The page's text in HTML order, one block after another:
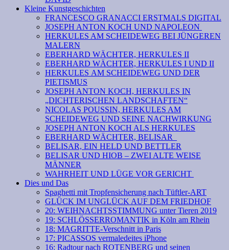
Kleine Kunstgeschichten
FRANCESCO GRANACCI ERSTMALS DIGITAL
JOSEPH ANTON KOCH UND NAPOLEON
HERKULES AM SCHEIDEWEG BEI JÜNGEREN
MALERN
EBERHARD WÄCHTER, HERKULES II
EBERHARD WÄCHTER, HERKULES I UND II
HERKULES AM SCHEIDEWEG UND DER
PIETISMUS
JOSEPH ANTON KOCH, HERKULES IN
„DICHTERISCHEN LANDSCHAFTEN“
NICOLAS POUSSIN, HERKULES AM
SCHEIDEWEG UND SEINE NACHWIRKUNG
JOSEPH ANTON KOCH ALS HERKULES
EBERHARD WÄCHTER, BELISAR
BELISAR, EIN HELD UND BETTLER
BELISAR UND HIOB – ZWEI ALTE WEISE
MÄNNER
WAHRHEIT UND LÜGE VOR GERICHT
Dies und Das
Spaghetti mit Tropfensicherung nach Tüftler-ART
GLÜCK IM UNGLÜCK AUF DEM FRIEDHOF
20: WEIHNACHTSSTIMMUNG unter Tieren 2019
19: SCHLÖSSERROMANTIK in Köln am Rhein
18: MAGRITTE-Verschnitt in Paris
17: PICASSOS vermaledeites iPhone
16: Radtour nach ROTENBERG und seinen